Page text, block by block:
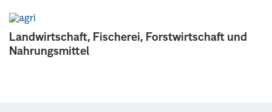
Landwirtschaft, Fischerei, Forstwirtschaft und
Nahrungsmittel